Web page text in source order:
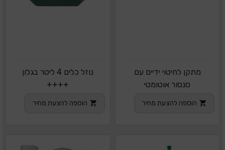
מתקן לחיטוי ידיים עם
סנסור אוטומטי
הוספה להצעת מחיר
נוזל כלים 4 ליטר בגלון
++++
הוספה להצעת מחיר